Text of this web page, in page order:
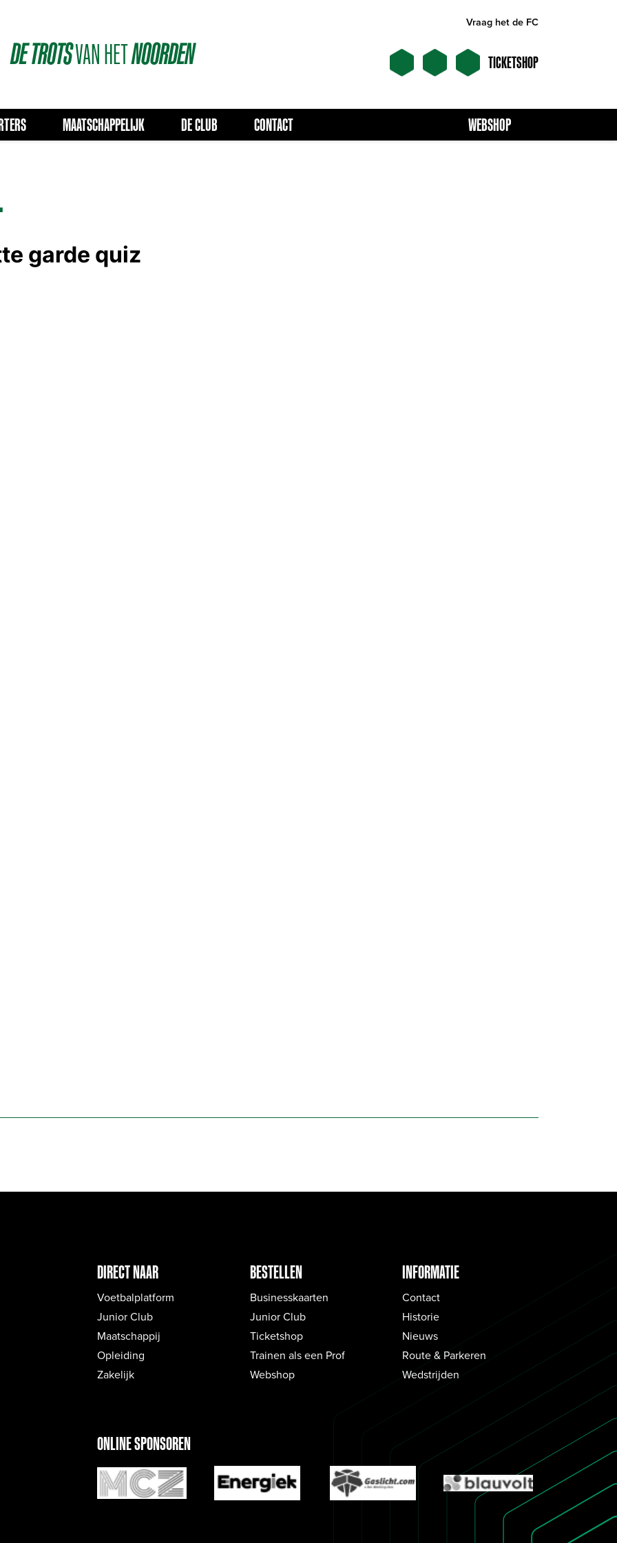
Vraag het de FC
DETROTSVANHETNOORDEN TICKETSHOP
MAATSCHAPPELIJK DE CLUB CONTACT WEBSHOP
DIRECT NAAR
Voetbalplatform
Junior Club
Maatschappij
Opleiding
Zakelijk
BESTELLEN
Businesskaarten
Junior Club
Ticketshop
Trainen als een Prof
Webshop
INFORMATIE
Contact
Historie
Nieuws
Route & Parkeren
Wedstrijden
ONLINE SPONSOREN